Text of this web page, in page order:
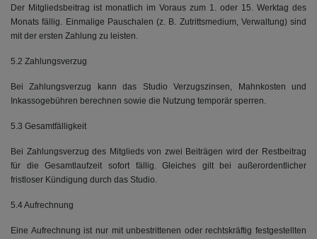
Der Mitgliedsbeitrag ist monatlich im Voraus zum 1. oder 15. Werktag des
Monats fällig. Einmalige Pauschalen (z. B. Zutrittsmedium, Verwaltung) sind
mit der ersten Zahlung zu leisten.
5.2 Zahlungsverzug
Bei Zahlungsverzug kann das Studio Verzugszinsen, Mahnkosten und
Inkassogebühren berechnen sowie die Nutzung temporär sperren.
5.3 Gesamtfälligkeit
Bei Zahlungsverzug des Mitglieds von zwei Beiträgen wird der Restbeitrag
für die Gesamtlaufzeit sofort fällig. Gleiches gilt bei außerordentlicher
fristloser Kündigung durch das Studio.
5.4 Aufrechnung
Eine Aufrechnung ist nur mit unbestrittenen oder rechtskräftig festgestellten